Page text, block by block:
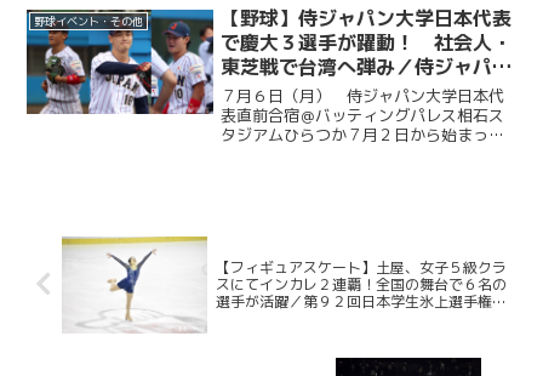
に２度追い付く粘りを見せると、１点ビ...
野球イベント・その他
【野球】侍ジャパン大学日本代表
で慶大３選手が躍動！ 社会人・
東芝戦で台湾へ弾み／侍ジャパン
大学日本代表直前合宿５日目
７月６日（月） 侍ジャパン大学日本代
表直前合宿＠バッティングパレス相石ス
タジアムひらつか７月２日から始まった
【フィギュアスケート】土屋、女子５級クラ
スにてインカレ２連覇！全国の舞台で６名の
選手が活躍／第９２回日本学生氷上選手権大